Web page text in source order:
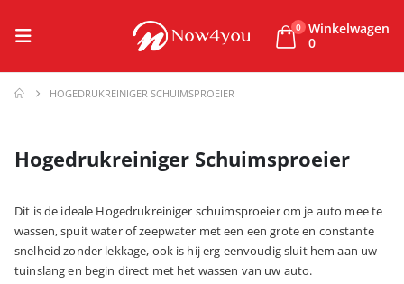
0 Winkelwagen
0
HOGEDRUKREINIGER SCHUIMSPROEIER
Hogedrukreiniger Schuimsproeier
Dit is de ideale Hogedrukreiniger schuimsproeier om je auto mee te
wassen, spuit water of zeepwater met een een grote en constante
snelheid zonder lekkage, ook is hij erg eenvoudig sluit hem aan uw
tuinslang en begin direct met het wassen van uw auto.